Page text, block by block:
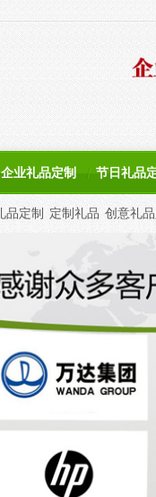
企业礼品定制 节日礼品
品定制 定制礼品 创意礼品